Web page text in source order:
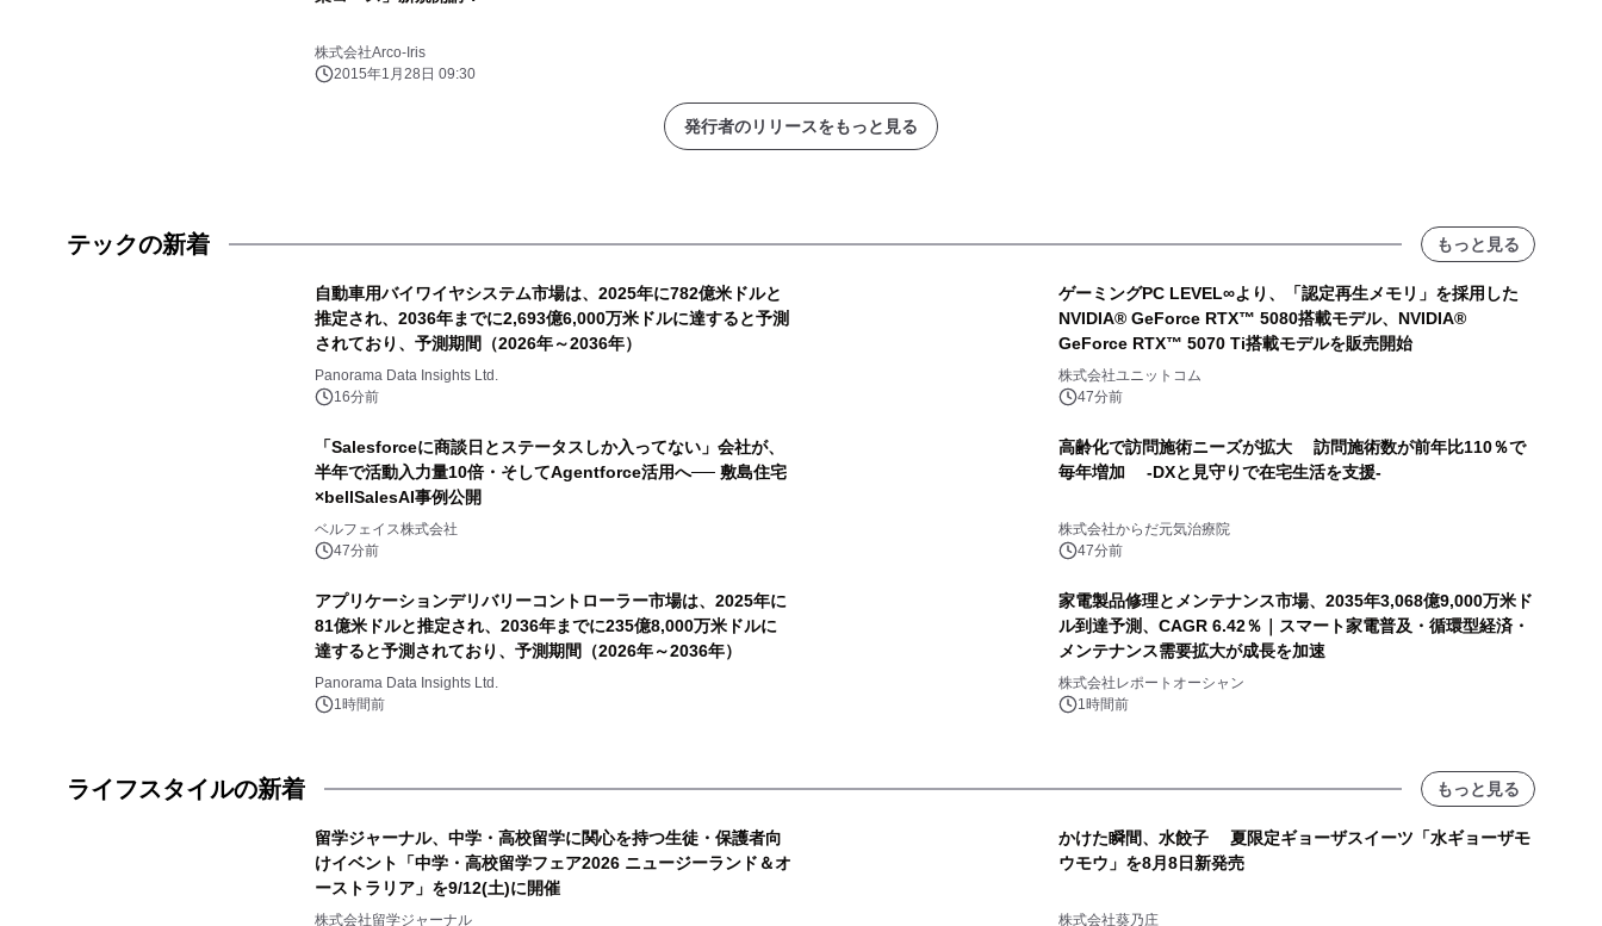
株式会社Arco-Iris
2015年1月28日 09:30
発行者のリリースをもっと見る
テックの新着 もっと見る
自動車用バイワイヤシステム市場は、2025年に782億米ドルと
推定され、2036年までに2,693億6,000万米ドルに達すると予測
されており、予測期間（2026年～2036年）
Panorama Data Insights Ltd.
16分前
ゲーミングPC LEVEL∞より、「認定再生メモリ」を採用した
NVIDIA® GeForce RTX™ 5080搭載モデル、NVIDIA®
GeForce RTX™ 5070 Ti搭載モデルを販売開始
株式会社ユニットコム
47分前
「Salesforceに商談日とステータスしか入ってない」会社が、
半年で活動入力量10倍・そしてAgentforce活用へ── 敷島住宅
×bellSalesAI事例公開
ベルフェイス株式会社
47分前
高齢化で訪問施術ニーズが拡大 訪問施術数が前年比110％で
毎年増加 -DXと見守りで在宅生活を支援-
株式会社からだ元気治療院
47分前
アプリケーションデリバリーコントローラー市場は、2025年に
81億米ドルと推定され、2036年までに235億8,000万米ドルに
達すると予測されており、予測期間（2026年～2036年）
Panorama Data Insights Ltd.
1時間前
家電製品修理とメンテナンス市場、2035年3,068億9,000万米ド
ル到達予測、CAGR 6.42％｜スマート家電普及・循環型経済・
メンテナンス需要拡大が成長を加速
株式会社レポートオーシャン
1時間前
ライフスタイルの新着 もっと見る
留学ジャーナル、中学・高校留学に関心を持つ生徒・保護者向
けイベント「中学・高校留学フェア2026 ニュージーランド＆オ
ーストラリア」を9/12(土)に開催
株式会社留学ジャーナル
かけた瞬間、水餃子 夏限定ギョーザスイーツ「水ギョーザモ
ウモウ」を8月8日新発売
株式会社葵乃庄